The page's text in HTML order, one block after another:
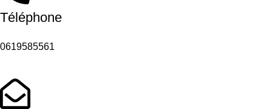
Téléphone
0619585561